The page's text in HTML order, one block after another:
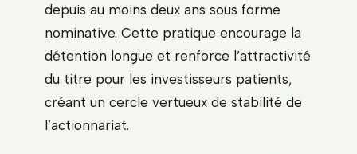
depuis au moins deux ans sous forme
nominative. Cette pratique encourage la
détention longue et renforce l’attractivité
du titre pour les investisseurs patients,
créant un cercle vertueux de stabilité de
l’actionnariat.